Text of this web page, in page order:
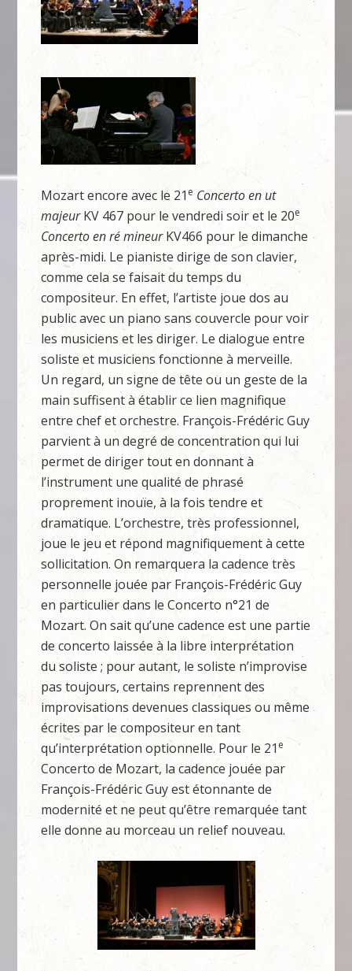
Mozart encore avec le 21 e Concerto en ut
majeurKV 467 pour le vendredi soir et le 20e
Concerto en ré mineurKV466 pour le dimanche
après-midi. Le pianiste dirige de son clavier,
comme cela se faisait du temps du
compositeur. En effet, l’artiste joue dos au
public avec un piano sans couvercle pour voir
les musiciens et les diriger. Le dialogue entre
soliste et musiciens fonctionne à merveille.
Un regard, un signe de tête ou un geste de la
main suffisent à établir ce lien magnifique
entre chef et orchestre. François-Frédéric Guy
parvient à un degré de concentration qui lui
permet de diriger tout en donnant à
l’instrument une qualité de phrasé
proprement inouïe, à la fois tendre et
dramatique. L’orchestre, très professionnel,
joue le jeu et répond magnifiquement à cette
sollicitation. On remarquera la cadence très
personnelle jouée par François-Frédéric Guy
en particulier dans le Concerto n°21 de
Mozart. On sait qu’une cadence est une partie
de concerto laissée à la libre interprétation
du soliste ; pour autant, le soliste n’improvise
pas toujours, certains reprennent des
improvisations devenues classiques ou même
écrites par le compositeur en tant
qu’interprétation optionnelle. Pour le 21 e
Concerto de Mozart, la cadence jouée par
François-Frédéric Guy est étonnante de
modernité et ne peut qu’être remarquée tant
elle donne au morceau un relief nouveau.